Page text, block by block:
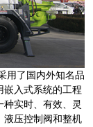
用了国内外知名品
嵌入式系统的工程
实时、有效、灵
液压控制阀和整机